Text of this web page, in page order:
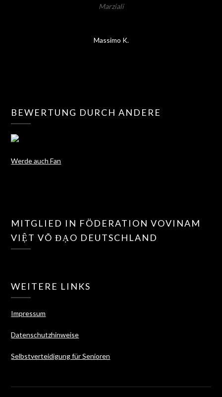
Marziali
Massimo K.
BEWERTUNG DURCH ANDERE
Werde auch Fan
MITGLIED IN FÖDERATION VOVINAM
VIỆT VÕ ĐẠO DEUTSCHLAND
WEITERE LINKS
Impressum
Datenschutzhinweise
Selbstverteidigung für Senioren